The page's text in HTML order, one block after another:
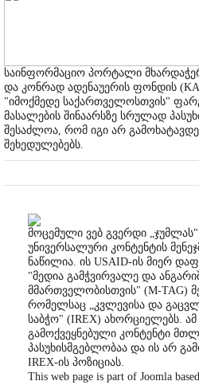
საინფორმაციო პორტალი
და კონრად ადენაუერის ფონდის
"იმოქმედე საქართველოსთვის"
მასალების შინაარსზე სრულად
შესაძლოა, რომ იგი არ
შეხედულებებს.
მოცემული ვებ გვერდი
უნივერსალური კონტენტის
ნაწილია. ის USAID-ის მიერ
"მედია გამჭვირვალე და
მმართველობისთვის" (M-TAG)
რომელსაც „კვლევისა და
საბჭო" (IREX) ახორციელებს. ამ
გამოქვეყნებული კონტენტი
პასუხისმგებლობაა და ის არ
IREX-ის პოზიციას.
This web page is part of Joomla